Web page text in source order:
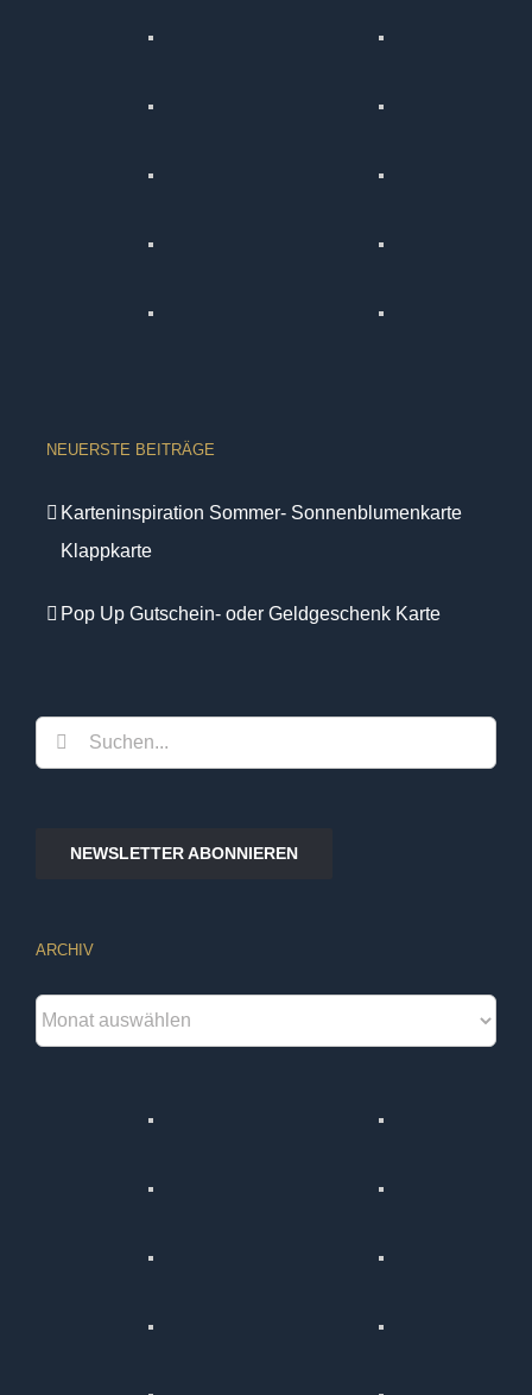
NEUERSTE BEITRÄGE
Karteninspiration Sommer- Sonnenblumenkarte
Klappkarte
Pop Up Gutschein- oder Geldgeschenk Karte
Suche
nach:
NEWSLETTER ABONNIEREN
ARCHIV
Archiv